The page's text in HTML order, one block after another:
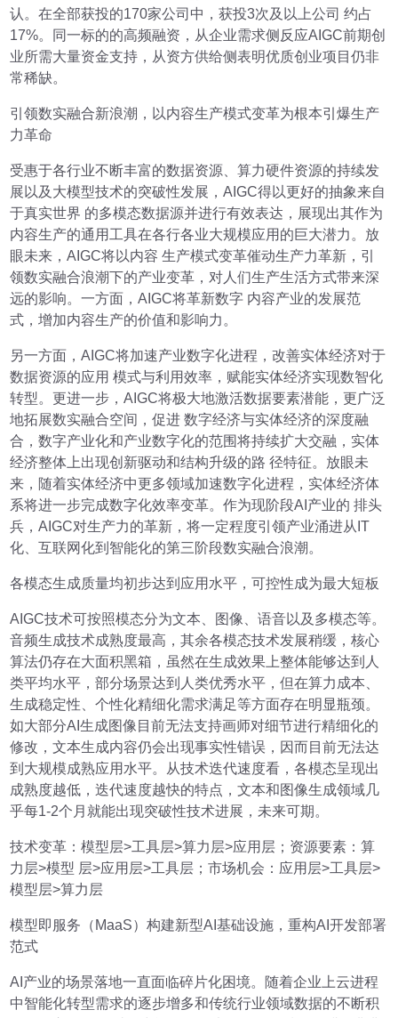
认。在全部获投的170家公司中，获投3次及以上公司 约占
17%。同一标的的高频融资，从企业需求侧反应AIGC前期创
业所需大量资金支持，从资方供给侧表明优质创业项目仍非
常稀缺。
引领数实融合新浪潮，以内容生产模式变革为根本引爆生产
力革命
受惠于各行业不断丰富的数据资源、算力硬件资源的持续发
展以及大模型技术的突破性发展，AIGC得以更好的抽象来自
于真实世界 的多模态数据源并进行有效表达，展现出其作为
内容生产的通用工具在各行各业大规模应用的巨大潜力。放
眼未来，AIGC将以内容 生产模式变革催动生产力革新，引
领数实融合浪潮下的产业变革，对人们生产生活方式带来深
远的影响。一方面，AIGC将革新数字 内容产业的发展范
式，增加内容生产的价值和影响力。
另一方面，AIGC将加速产业数字化进程，改善实体经济对于
数据资源的应用 模式与利用效率，赋能实体经济实现数智化
转型。更进一步，AIGC将极大地激活数据要素潜能，更广泛
地拓展数实融合空间，促进 数字经济与实体经济的深度融
合，数字产业化和产业数字化的范围将持续扩大交融，实体
经济整体上出现创新驱动和结构升级的路 径特征。放眼未
来，随着实体经济中更多领域加速数字化进程，实体经济体
系将进一步完成数字化效率变革。作为现阶段AI产业的 排头
兵，AIGC对生产力的革新，将一定程度引领产业涌进从IT
化、互联网化到智能化的第三阶段数实融合浪潮。
各模态生成质量均初步达到应用水平，可控性成为最大短板
AIGC技术可按照模态分为文本、图像、语音以及多模态等。
音频生成技术成熟度最高，其余各模态技术发展稍缓，核心
算法仍存在大面积黑箱，虽然在生成效果上整体能够达到人
类平均水平，部分场景达到人类优秀水平，但在算力成本、
生成稳定性、个性化精细化需求满足等方面存在明显瓶颈。
如大部分AI生成图像目前无法支持画师对细节进行精细化的
修改，文本生成内容仍会出现事实性错误，因而目前无法达
到大规模成熟应用水平。从技术迭代速度看，各模态呈现出
成熟度越低，迭代速度越快的特点，文本和图像生成领域几
乎每1-2个月就能出现突破性技术进展，未来可期。
技术变革：模型层>工具层>算力层>应用层；资源要素：算
力层>模型 层>应用层>工具层；市场机会：应用层>工具层>
模型层>算力层
模型即服务（MaaS）构建新型AI基础设施，重构AI开发部署
范式
AI产业的场景落地一直面临碎片化困境。随着企业上云进程
中智能化转型需求的逐步增多和传统行业领域数据的不断积